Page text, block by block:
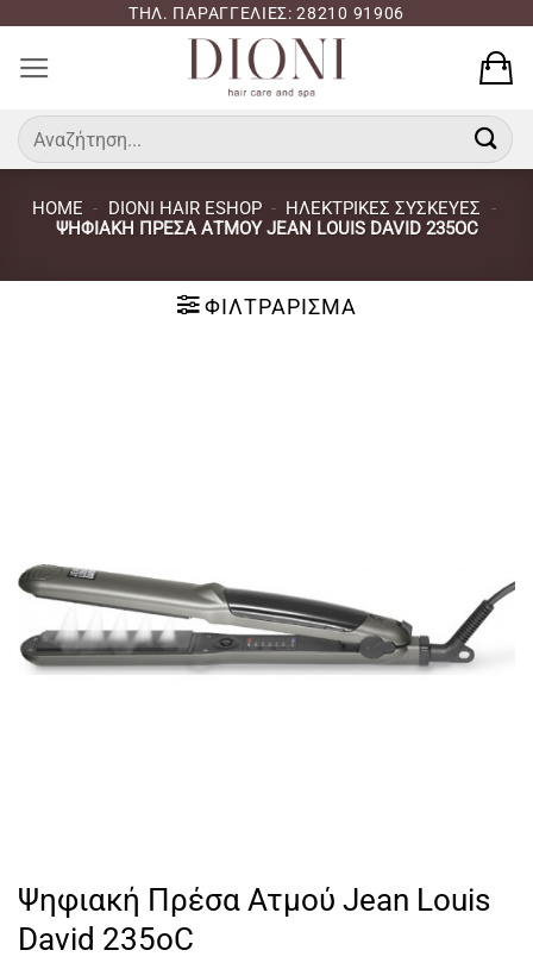
περιεχόμενο
ΤΗΛ. ΠΑΡΑΓΓΕΛΙΕΣ: 28210 91906
Αναζήτηση
για:
HOME - DIONI HAIR ESHOP - ΗΛΕΚΤΡΙΚΈΣ ΣΥΣΚΕΥΈΣ -
ΨΗΦΙΑΚΉ ΠΡΈΣΑ ΑΤΜΟΎ JEAN LOUIS DAVID 235OC
ΦΙΛΤΡΆΡΙΣΜΑ
Ψηφιακή Πρέσα Ατμού Jean Louis
David 235oC